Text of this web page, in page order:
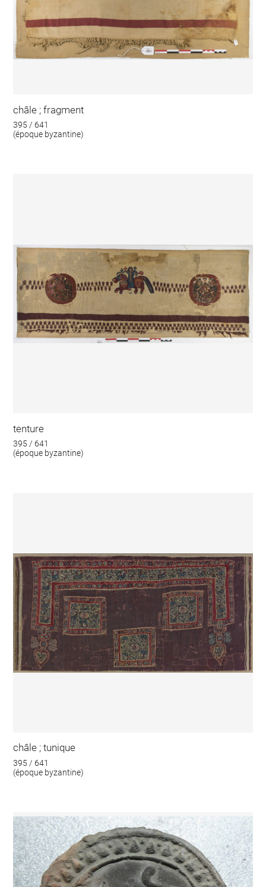
châle ; fragment
395 / 641
(époque byzantine)
tenture
395 / 641
(époque byzantine)
châle ; tunique
395 / 641
(époque byzantine)